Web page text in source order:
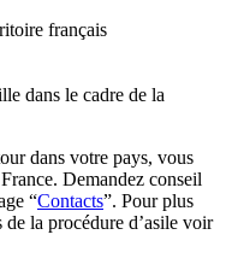
français
dans le cadre de la
dans votre pays, vous
Demandez conseil
“Contacts”. Pour plus
la procédure d’asile voir